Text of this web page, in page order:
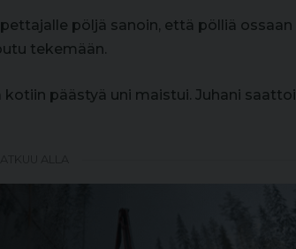
pöljä sanoin, että pölliä ossaan
tekemään.
päästyä uni maistui. Juhani saattoi